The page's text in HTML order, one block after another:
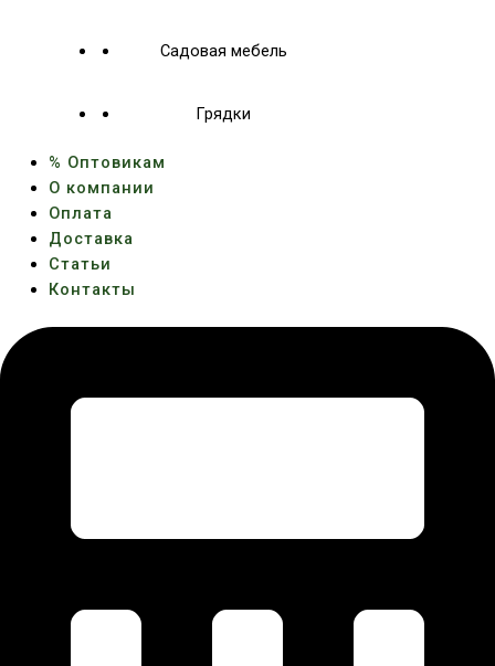
Садовая мебель
Грядки
% Оптовикам
О компании
Оплата
Доставка
Статьи
Контакты